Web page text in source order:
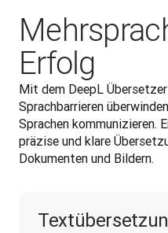
Erfolg
Mit dem DeepL
Sprachbarrieren
Sprachen kommunizieren.
präzise und klare
Dokumenten und Bildern.